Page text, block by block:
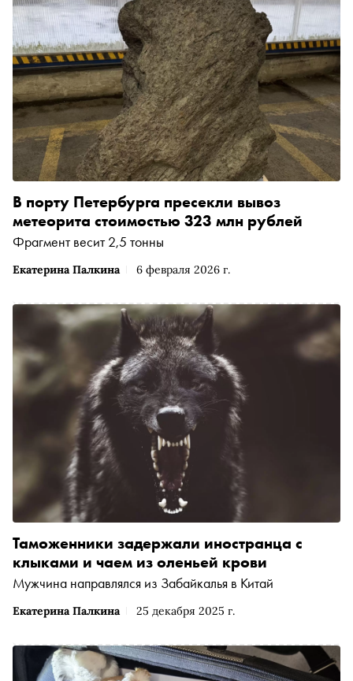
Екатерина Палкина 6 февраля 2026 г.
В порту Петербурга пресекли вывоз
метеорита стоимостью 323 млн рублей
Фрагмент весит 2,5 тонны
Екатерина Палкина 25 декабря 2025 г.
Таможенники задержали иностранца с
клыками и чаем из оленьей крови
Мужчина направлялся из Забайкалья в Китай